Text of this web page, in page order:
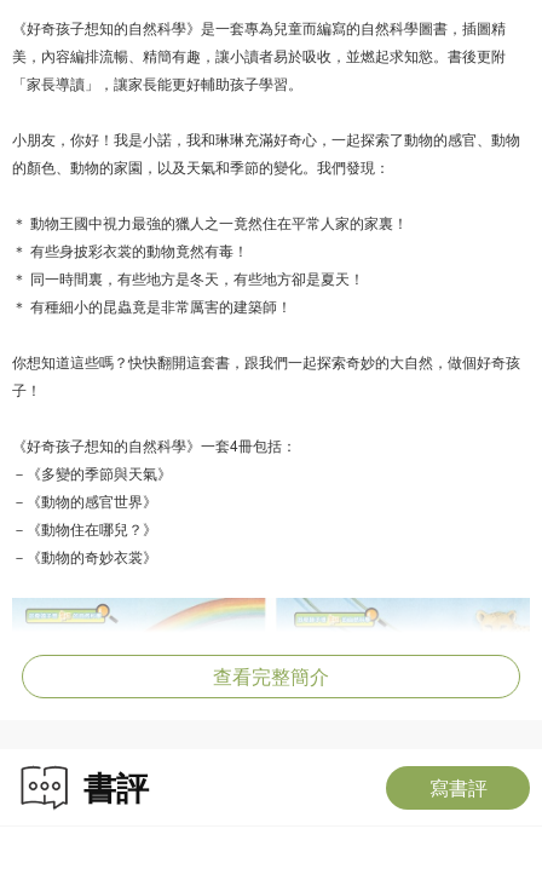
《好奇孩子想知的自然科學》是一套專為兒童而編寫的自然科學圖書，插圖精
美，內容編排流暢、精簡有趣，讓小讀者易於吸收，並燃起求知慾。書後更附
「家長導讀」，讓家長能更好輔助孩子學習。
小朋友，你好！我是小諾，我和琳琳充滿好奇心，一起探索了動物的感官、動物
的顏色、動物的家園，以及天氣和季節的變化。我們發現：
＊ 動物王國中視力最強的獵人之一竟然住在平常人家的家裏！
＊ 有些身披彩衣裳的動物竟然有毒！
＊ 同一時間裏，有些地方是冬天，有些地方卻是夏天！
＊ 有種細小的昆蟲竟是非常厲害的建築師！
你想知道這些嗎？快快翻開這套書，跟我們一起探索奇妙的大自然，做個好奇孩
子！
《好奇孩子想知的自然科學》一套4冊包括：
－《多變的季節與天氣》
－《動物的感官世界》
－《動物住在哪兒？》
－《動物的奇妙衣裳》
查看完整簡介
書評 寫書評